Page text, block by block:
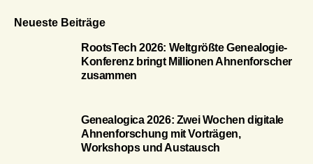
Neueste Beiträge
RootsTech 2026: Weltgrößte Genealogie-
Konferenz bringt Millionen Ahnenforscher
zusammen
Genealogica 2026: Zwei Wochen digitale
Ahnenforschung mit Vorträgen,
Workshops und Austausch